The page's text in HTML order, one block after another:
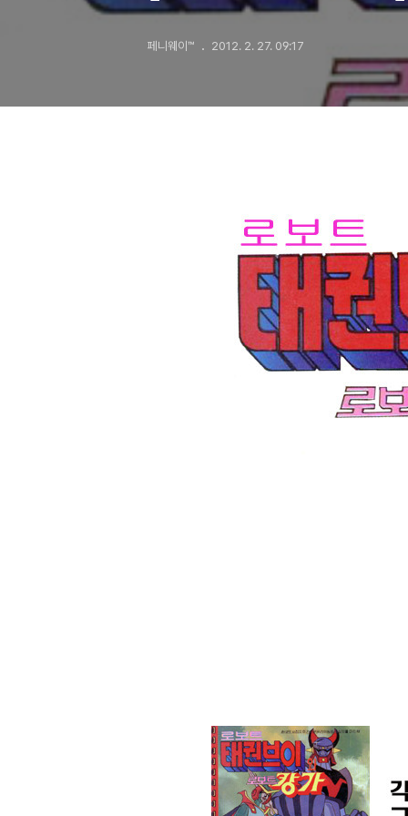
아십니까?
페니웨이™ 2012. 2. 27. 09:17